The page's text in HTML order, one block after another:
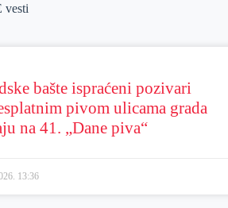
vesti
bašte ispraćeni pozivari
pivom ulicama grada
na 41. „Dane piva“
13:36